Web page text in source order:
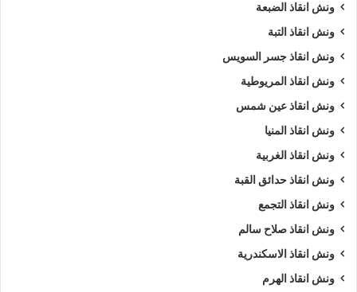
ونش انقاذ الضبعة
ونش انقاذ التبة
ونش انقاذ جسر السويس
ونش انقاذ المريوطية
ونش انقاذ عين شمس
ونش انقاذ المنيا
ونش انقاذ الغربية
ونش انقاذ حدائق القبة
ونش انقاذ التجمع
ونش انقاذ صلاح سالم
ونش انقاذ الاسكندرية
ونش انقاذ الهرم